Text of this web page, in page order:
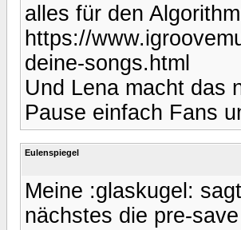
alles für den
https://
deine-songs.html
Und Lena macht das
Pause einfach Fans
Eulenspiegel
Meine :glaskugel:
nächstes die pre-